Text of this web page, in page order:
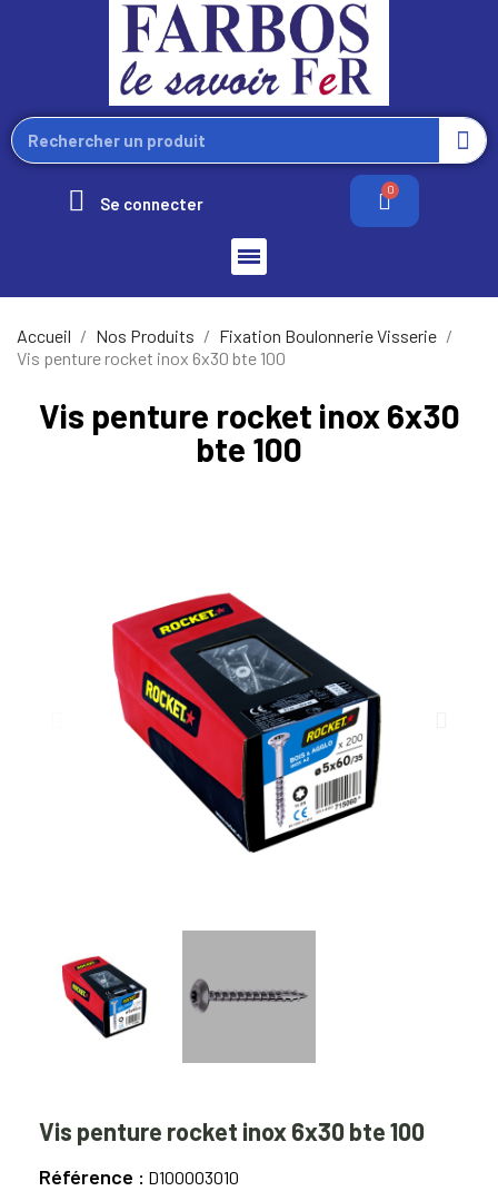
Se connecter
Accueil Nos Produits
Fixation Boulonnerie Visserie
Vis penture rocket inox 6x30 bte 100
Vis penture rocket inox 6x30
bte 100
Vis penture rocket inox 6x30 bte 100
Référence D100003010